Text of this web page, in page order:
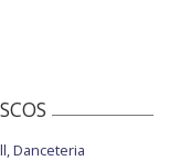
Danceteria